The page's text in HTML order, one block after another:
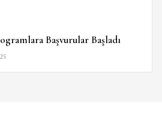
Başvurular Başladı